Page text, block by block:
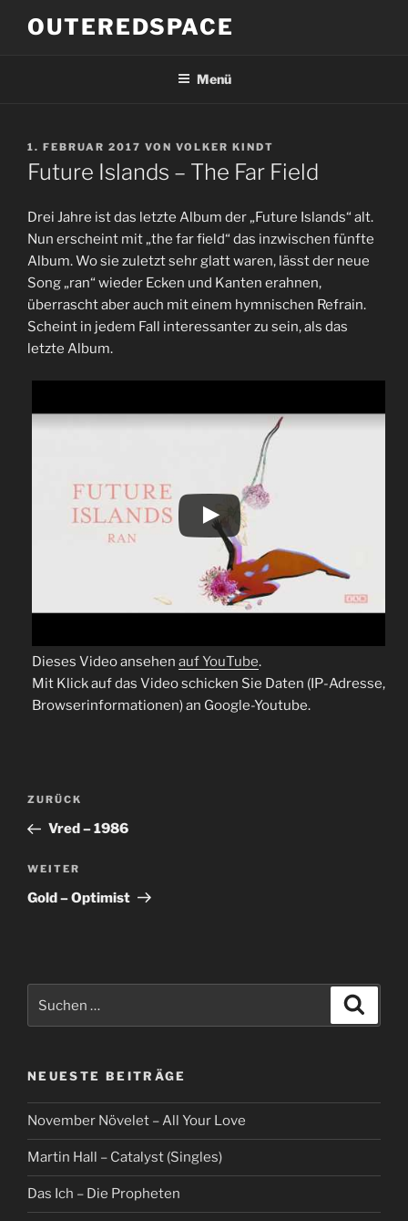
InhaltOUTEREDSPACE
Menü
VERÖFFENTLICHT
AM
1. FEBRUAR 2017 VON VOLKER KINDT
Future Islands – The Far Field
Drei Jahre ist das letzte Album der „Future Islands“ alt.
Nun erscheint mit „the far field“ das inzwischen fünfte
Album. Wo sie zuletzt sehr glatt waren, lässt der neue
Song „ran“ wieder Ecken und Kanten erahnen,
überrascht aber auch mit einem hymnischen Refrain.
Scheint in jedem Fall interessanter zu sein, als das
letzte Album.
Dieses Video ansehen auf YouTube.
Mit Klick auf das Video schicken Sie Daten (IP-Adresse,
Browserinformationen) an Google-Youtube.
Beitragsnavigation
Vorheriger
Beitrag
ZURÜCK
Vred – 1986
Nächster
Beitrag
WEITER
Gold – Optimist
nach:
NEUESTE BEITRÄGE
November Növelet – All Your Love
Martin Hall – Catalyst (Singles)
Das Ich – Die Propheten